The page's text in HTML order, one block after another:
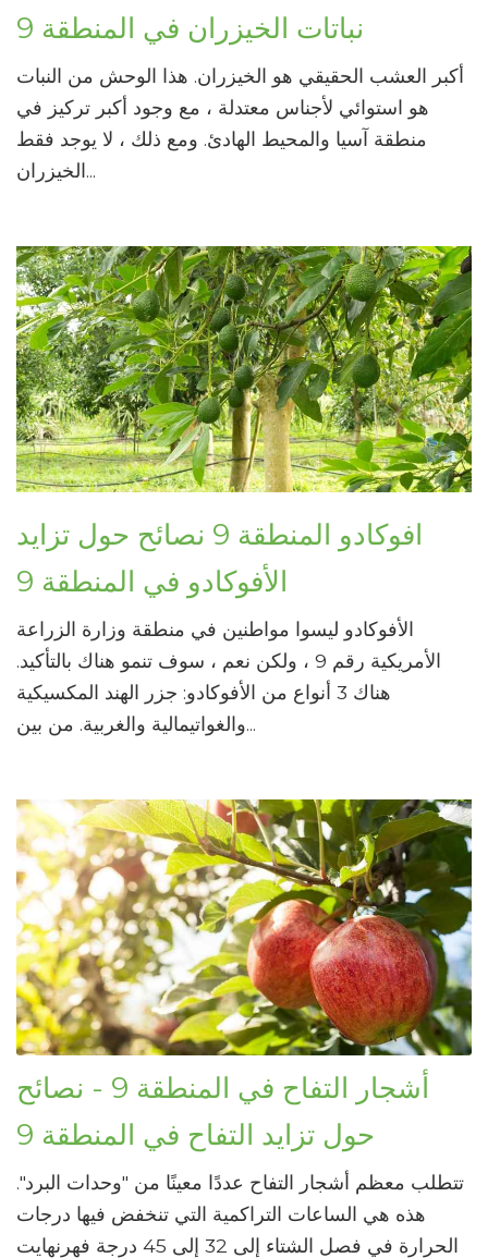
نباتات الخيزران في المنطقة 9
أكبر العشب الحقيقي هو الخيزران. هذا الوحش من النبات
هو استوائي لأجناس معتدلة ، مع وجود أكبر تركيز في
منطقة آسيا والمحيط الهادئ. ومع ذلك ، لا يوجد فقط
الخيزران...
افوكادو المنطقة 9 نصائح حول تزايد
الأفوكادو في المنطقة 9
الأفوكادو ليسوا مواطنين في منطقة وزارة الزراعة
الأمريكية رقم 9 ، ولكن نعم ، سوف تنمو هناك بالتأكيد.
هناك 3 أنواع من الأفوكادو: جزر الهند المكسيكية
والغواتيمالية والغربية. من بين...
أشجار التفاح في المنطقة 9 - نصائح
حول تزايد التفاح في المنطقة 9
تتطلب معظم أشجار التفاح عددًا معينًا من "وحدات البرد".
هذه هي الساعات التراكمية التي تنخفض فيها درجات
الحرارة في فصل الشتاء إلى 32 إلى 45 درجة فهرنهايت